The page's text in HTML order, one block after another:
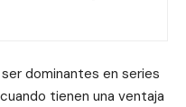
dominantes en series
tienen una ventaja